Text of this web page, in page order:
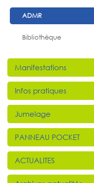
ADMR
Bibliothèque
Manifestations
Infos pratiques
Jumelage
PANNEAU POCKET
ACTUALITES